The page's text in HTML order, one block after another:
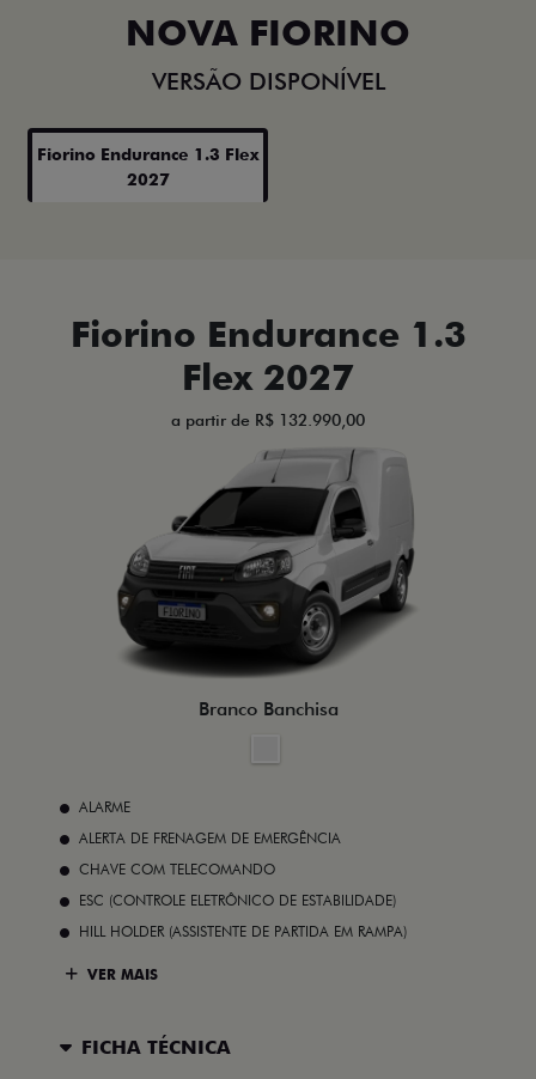
NOVA FIORINO
VERSÃO DISPONÍVEL
Fiorino Endurance 1.3 Flex
2027
Fiorino Endurance 1.3
Flex 2027
a partir de R$ 132.990,00
Branco Banchisa
ALARME
ALERTA DE FRENAGEM DE EMERGÊNCIA
CHAVE COM TELECOMANDO
ESC (CONTROLE ELETRÔNICO DE ESTABILIDADE)
HILL HOLDER (ASSISTENTE DE PARTIDA EM RAMPA)
VER MAIS
FICHA TÉCNICA